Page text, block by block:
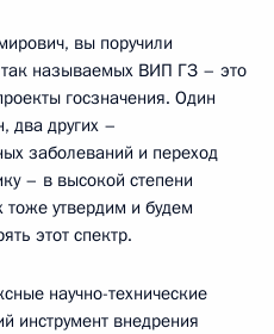
вы поручили
так называемых ВИП ГЗ – это
госзначения. Один
два других –
заболеваний и переход
– в высокой степени
тоже утвердим и будем
этот спектр.
научно-технические
инструмент внедрения